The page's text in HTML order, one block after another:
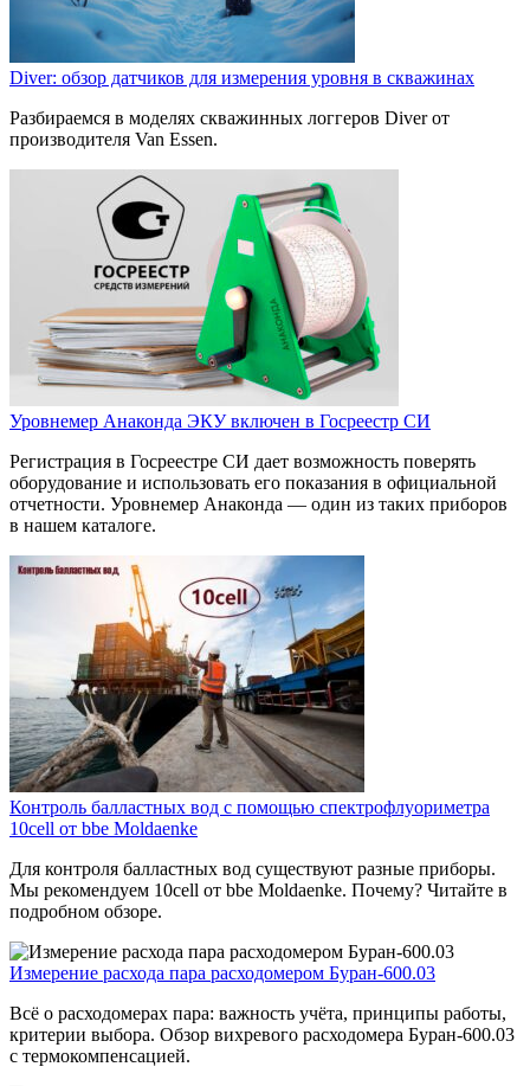
Diver: обзор датчиков для измерения уровня в скважинах
Разбираемся в моделях скважинных логгеров Diver от
производителя Van Essen.
Уровнемер Aнаконда ЭКУ включен в Госреестр СИ
Регистрация в Госреестре СИ дает возможность поверять
оборудование и использовать его показания в официальной
отчетности. Уровнемер Анаконда — один из таких приборов
в нашем каталоге.
Контроль балластных вод с помощью спектрофлуориметра
10cell от bbe Moldaenke
Для контроля балластных вод существуют разные приборы.
Мы рекомендуем 10cell от bbe Moldaenke. Почему? Читайте в
подробном обзоре.
Измерение расхода пара расходомером Буран-600.03
Всё о расходомерах пара: важность учёта, принципы работы,
критерии выбора. Обзор вихревого расходомера Буран-600.03
с термокомпенсацией.